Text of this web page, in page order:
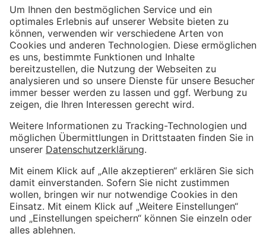
Weitere Informationen
Impressum
Kostenloser Growth Engine Call
Datenschutzerklärung
AGB
Wir sind Proven Expert
Kundenbewertungen und Erfahrungen zu
Metrika GmbH
100
%
SEHR GUT